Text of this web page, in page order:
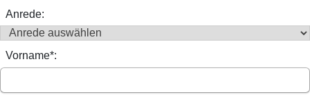
Anrede:
Vorname*: